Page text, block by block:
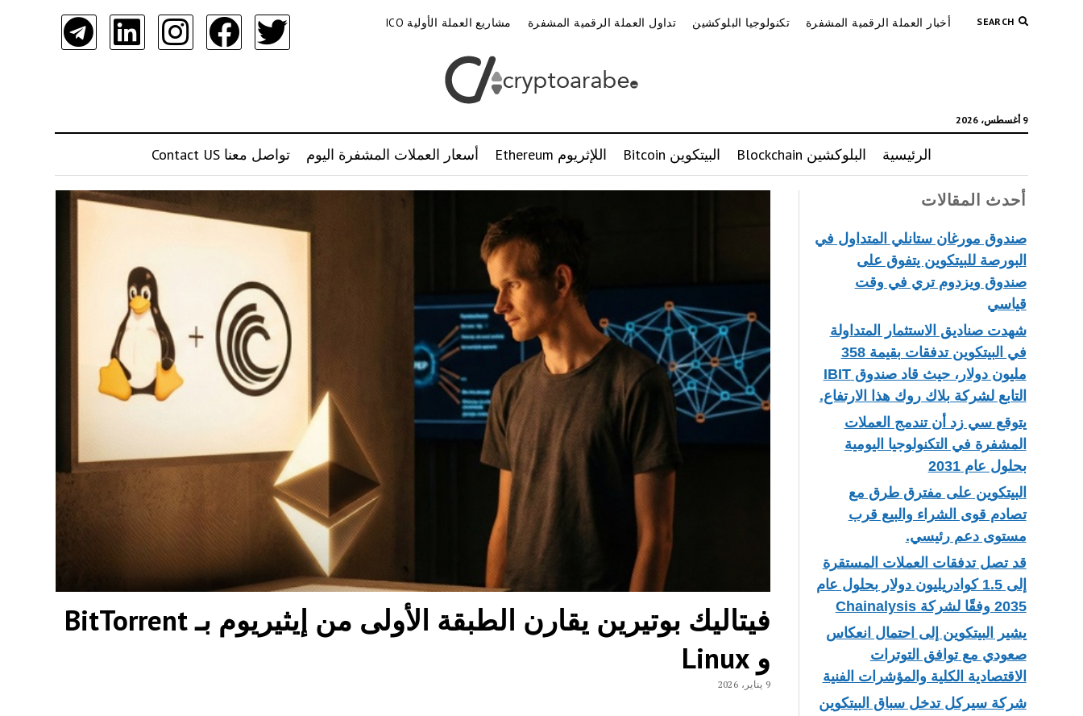
SEARCH أخبار العملة الرقمية المشفرة تكنولوجيا البلوكشين تداول العملة الرقمية المشفرة مشاريع العملة الأولية ICO
9 أغسطس، 2026
الرئيسية البلوكشين Blockchain البيتكوين Bitcoin اللإثريوم Ethereum أسعار العملات المشفرة اليوم تواصل معنا Contact US
أحدث المقالات
صندوق مورغان ستانلي المتداول في
البورصة للبيتكوين يتفوق على
صندوق ويزدوم تري في وقت
قياسي
شهدت صناديق الاستثمار المتداولة
في البيتكوين تدفقات بقيمة 358
مليون دولار، حيث قاد صندوق IBIT
التابع لشركة بلاك روك هذا الارتفاع.
يتوقع سي زد أن تندمج العملات
المشفرة في التكنولوجيا اليومية
بحلول عام 2031
البيتكوين على مفترق طرق مع
تصادم قوى الشراء والبيع قرب
مستوى دعم رئيسي.
قد تصل تدفقات العملات المستقرة
إلى 1.5 كوادريليون دولار بحلول عام
2035 وفقًا لشركة Chainalysis
يشير البيتكوين إلى احتمال انعكاس
صعودي مع توافق التوترات
الاقتصادية الكلية والمؤشرات الفنية
شركة سيركل تدخل سباق البيتكوين
فيتاليك بوتيرين يقارن الطبقة الأولى من إيثيريوم بـ BitTorrent
و Linux
9 يناير، 2026